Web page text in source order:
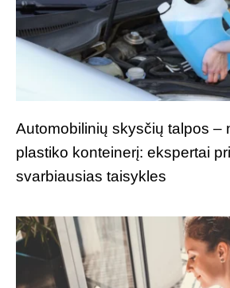
Automobilinių skysčių talpos –
plastiko konteinerį: ekspertai
svarbiausias taisykles